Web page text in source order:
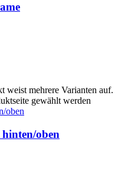
weist mehrere Varianten auf.
gewählt werden
oben